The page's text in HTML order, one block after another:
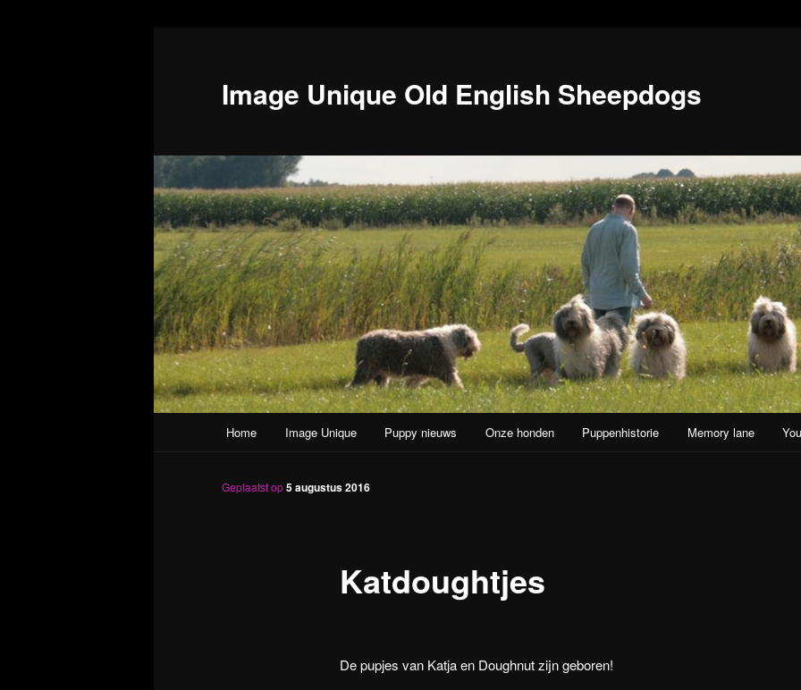
Image Unique Old English Sheepdogs
Spring naar de primaire inhoud
Home Image Unique Puppy nieuws Onze honden Puppenhistorie Memory lane
Katdoughtjes
Geplaatst op5 augustus 2016
De pupjes van Katja en Doughnut zijn geboren!